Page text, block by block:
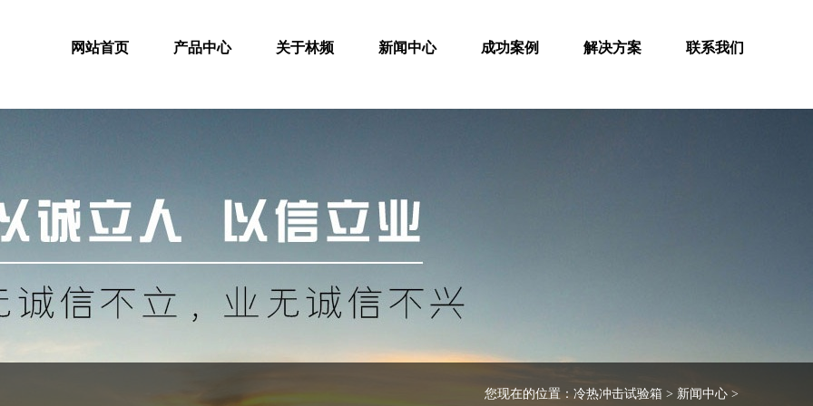
网站首页 产品中心 关于林频 新闻中心 成功案例 解决方案 联系我们
您现在的位置： 冷热冲击试验箱 > 新闻中心 >